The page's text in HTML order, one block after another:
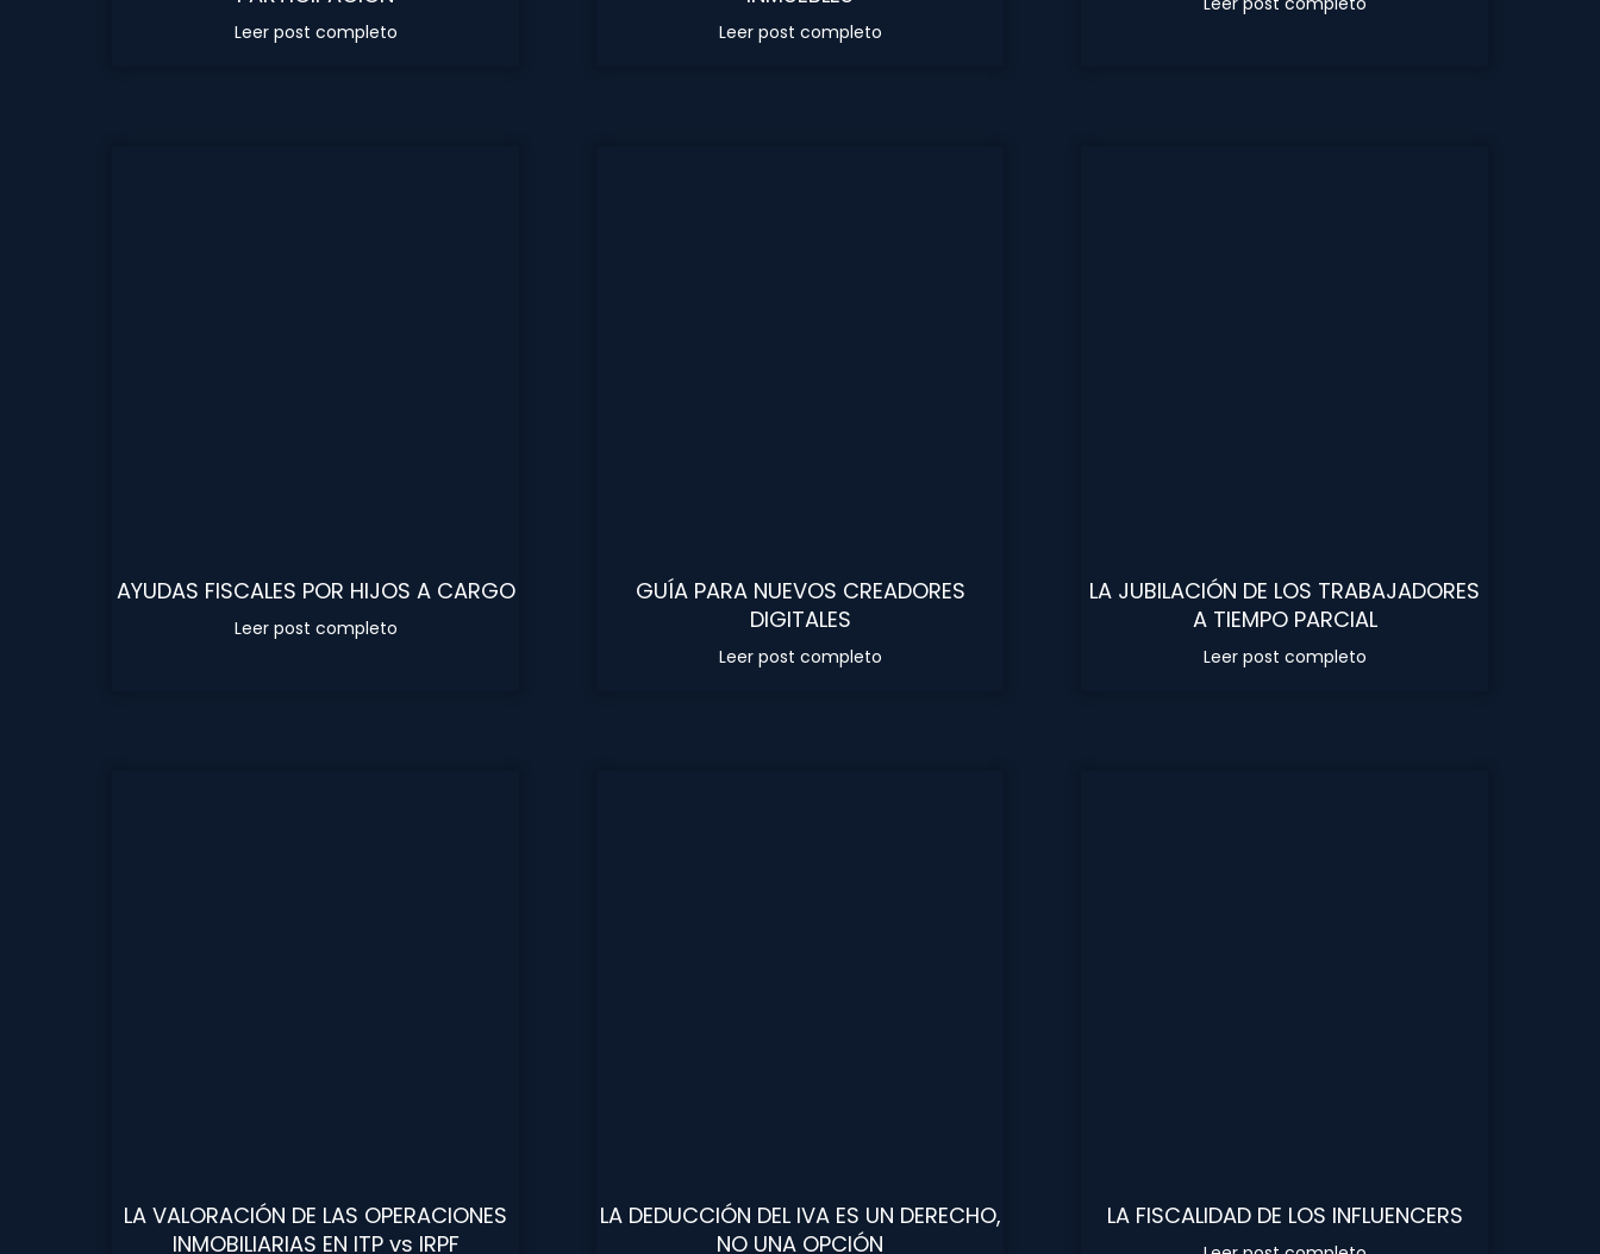
Leer post completo Leer post completo
AYUDAS FISCALES POR HIJOS A CARGO
Leer post completo
GUÍA PARA NUEVOS CREADORES
DIGITALES
Leer post completo
LA JUBILACIÓN DE LOS TRABAJADORES
A TIEMPO PARCIAL
Leer post completo
LA VALORACIÓN DE LAS OPERACIONES
INMOBILIARIAS EN ITP vs IRPF
LA DEDUCCIÓN DEL IVA ES UN DERECHO,
NO UNA OPCIÓN
LA FISCALIDAD DE LOS INFLUENCERS